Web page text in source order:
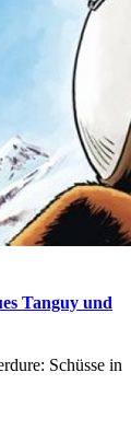
Tanguy und
Schüsse in